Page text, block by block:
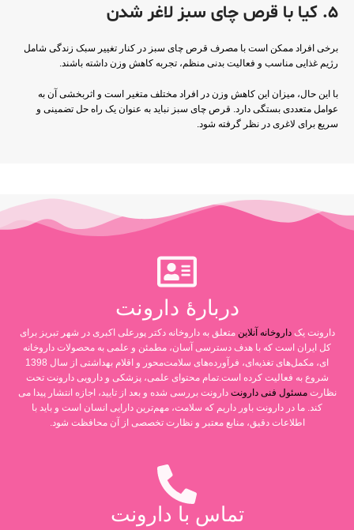
5. کیا با قرص چای سبز لاغر شدن
برخی افراد ممکن است با مصرف قرص چای سبز در کنار تغییر سبک زندگی شامل
رژیم غذایی مناسب و فعالیت بدنی منظم، تجربه کاهش وزن داشته باشند.
با این حال، میزان این کاهش وزن در افراد مختلف متغیر است و اثربخشی آن به
عوامل متعددی بستگی دارد. قرص چای سبز نباید به عنوان یک راه حل تضمینی و
سریع برای لاغری در نظر گرفته شود.
دربارۀ دارونت
دارونت یکداروخانه آنلاین متعلق به داروخانه دکتر پورعلی اکبری در شهر تبریز برای
کل ایران است که با هدف دسترسی آسان، مطمئن و علمی به محصولات داروخانه
ای، مکمل‌های تغذیه‌ای، فرآورده‌های سلامت‌محور و اقلام بهداشتی از سال 1398
شروع به فعالیت کرده است.تمام محتوای علمی، پزشکی و دارویی دارونت تحت
نظارتمسئول فنی دارونت دارونت بررسی شده و بعد از تایید، اجازه انتشار پیدا می
کند. ما در دارونت باور داریم که سلامت، مهم‌ترین دارایی انسان است و باید با
اطلاعات دقیق، منابع معتبر و نظارت تخصصی از آن محافظت شود.
تماس با دارونت